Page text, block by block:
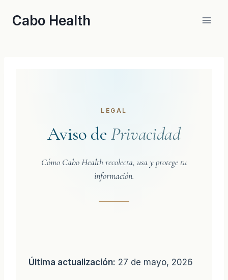
Cabo Health
LEGAL
Aviso dePrivacidad
Cómo Cabo Health recolecta, usa y protege tu
información.
Última actualización: 27 de mayo, 2026